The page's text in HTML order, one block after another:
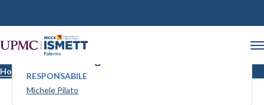
Home Cardiochirurgia
Cardiochirurgia
RESPONSABILE
Michele Pilato